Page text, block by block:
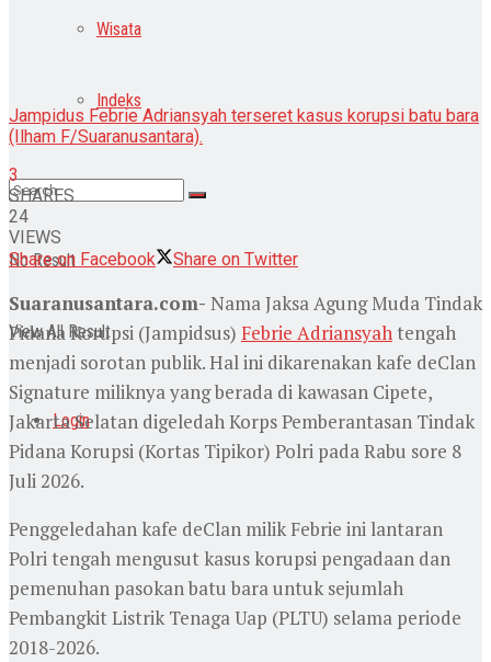
Wisata
Indeks
No Result
View All Result
Login
Jampidus Febrie Adriansyah terseret kasus korupsi batu bara
(Ilham F/Suaranusantara).
3
SHARES
24
VIEWS
Share on Facebook
Share on Twitter
Suaranusantara.com- Nama Jaksa Agung Muda Tindak
Pidana Korupsi (Jampidsus) Febrie Adriansyahtengah
menjadi sorotan publik. Hal ini dikarenakan kafe deClan
Signature miliknya yang berada di kawasan Cipete,
Jakarta Selatan digeledah Korps Pemberantasan Tindak
Pidana Korupsi (Kortas Tipikor) Polri pada Rabu sore 8
Juli 2026.
Penggeledahan kafe deClan milik Febrie ini lantaran
Polri tengah mengusut kasus korupsi pengadaan dan
pemenuhan pasokan batu bara untuk sejumlah
Pembangkit Listrik Tenaga Uap (PLTU) selama periode
2018-2026.